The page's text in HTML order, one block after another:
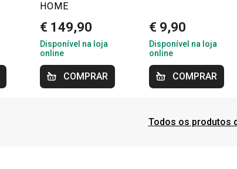
HOME
€ 149,90
Disponível na loja
online
COMPRAR
€ 9,90
Disponível na loja
online
COMPRAR
Todos os produtos